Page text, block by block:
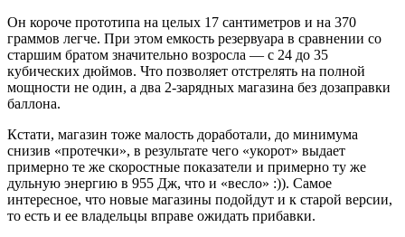
Он короче прототипа на целых 17 сантиметров и на 370
граммов легче. При этом емкость резервуара в сравнении со
старшим братом значительно возросла — с 24 до 35
кубических дюймов. Что позволяет отстрелять на полной
мощности не один, а два 2-зарядных магазина без дозаправки
баллона.
Кстати, магазин тоже малость доработали, до минимума
снизив «протечки», в результате чего «укорот» выдает
примерно те же скоростные показатели и примерно ту же
дульную энергию в 955 Дж, что и «весло» :)). Самое
интересное, что новые магазины подойдут и к старой версии,
то есть и ее владельцы вправе ожидать прибавки.